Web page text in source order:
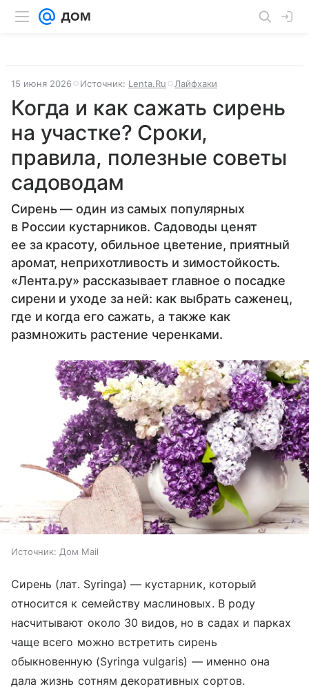
15 июня 2026 Источник: Lenta.Ru Лайфхаки
Когда и как сажать сирень
на участке? Сроки,
правила, полезные советы
садоводам
Сирень — один из самых популярных
в России кустарников. Садоводы ценят
ее за красоту, обильное цветение, приятный
аромат, неприхотливость и зимостойкость.
«Лента.ру» рассказывает главное о посадке
сирени и уходе за ней: как выбрать саженец,
где и когда его сажать, а также как
размножить растение черенками.
Источник: Дом Mail
Сирень (лат. Syringa) — кустарник, который
относится к семейству маслиновых. В роду
насчитывают около 30 видов, но в садах и парках
чаще всего можно встретить сирень
обыкновенную (Syringa vulgaris) — именно она
дала жизнь сотням декоративных сортов.